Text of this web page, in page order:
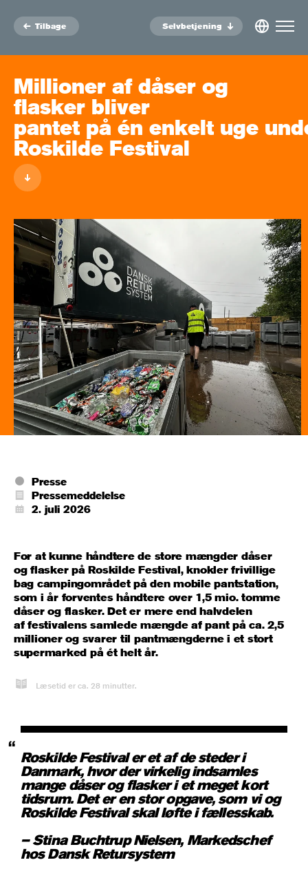
Tilbage Selvbetjening
Millioner af dåser og
flasker bliver
pantet på én enkelt uge
Roskilde Festival
Presse
Pressemeddelelse
2. juli 2026
For at kunne håndtere de store mængder dåser
og flasker på Roskilde Festival, knokler frivillige
bag campingområdet på den mobile pantstation,
som i år forventes håndtere over 1,5 mio. tomme
dåser og flasker. Det er mere end halvdelen
af festivalens samlede mængde af pant på ca. 2,5
millioner og svarer til pantmængderne i et stort
supermarked på ét helt år.
Læsetid er ca. 28 minutter.
Roskilde Festival er et af de steder i
Danmark, hvor der virkelig indsamles
mange dåser og flasker i et meget kort
tidsrum. Det er en stor opgave, som vi og
Roskilde Festival skal løfte i fællesskab.
– Stina Buchtrup Nielsen, Markedschef
hos Dansk Retursystem
genbrugsflasker hjælper ikke
klimaet
I 2030 skal genbrugsflasker udgøre 10 % af markedet for
drikkevarer, lyder krav fra EU. Men flere genbrugsflasker i Danmark
sikrer ikke klimagevinster. Genbrugskravet vil medføre store
omkostninger for bryggerierne, som vil ramme forbrugere i form af
højere priser og ringere udvalg i supermarkedet, vurderer Dansk
Retursystem, som mener, Folketinget og en ny regering bør lægge
pres på EU-Kommissionen, så flasker og dåser, der indgår i det
danske pant- og retursystem, fritages fra kravet.